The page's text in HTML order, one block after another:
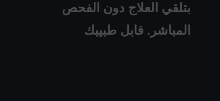
بتلقي العلاج دون الفحص
المباشر. قابل طبيبك